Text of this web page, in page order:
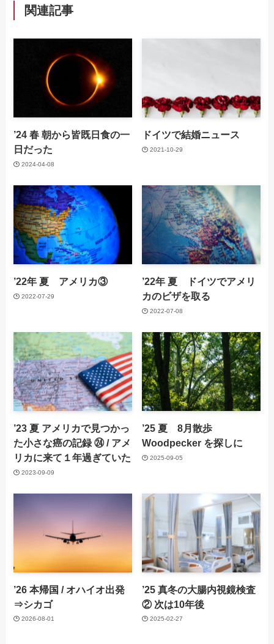
関連記事
’24 春 朝から皆既日食の一
日だった
2024-04-08
ドイツで結婚ニュース
2021-10-29
’22年 夏 アメリカ③
2022-07-29
’22年 夏 ドイツでアメリ
カのビザを取る
2022-07-08
’23 夏 アメリカで見つかっ
た小さな癌の記録 ㉔ / アメ
リカに来て１年過ぎていた
2023-09-09
’25 夏 8月散歩
Woodpecker を探しに
2025-09-05
’26 本帰国 / オハイオ出発
⇒シカゴ
2026-08-01
’25 真冬の大腸内視鏡検査
② 次は10年後
2025-02-27